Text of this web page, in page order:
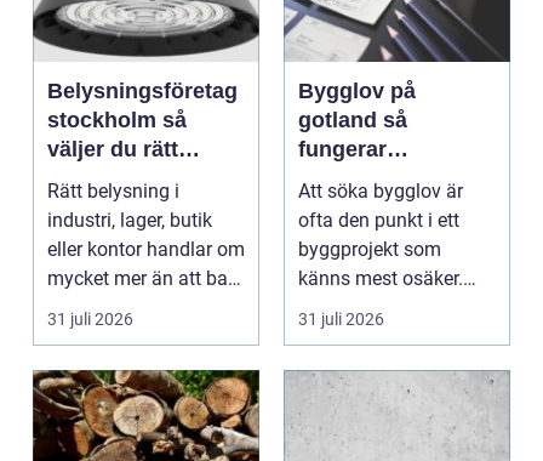
Belysningsföretag
stockholm så
väljer du rätt
partner för
professionell
ljussättning
Rätt belysning i
industri, lager, butik
eller kontor handlar om
mycket mer än att bara
få det ljust....
31 juli 2026
Bygglov på
gotland så
fungerar
processen från idé
till godkänt beslut
Att söka bygglov är
ofta den punkt i ett
byggprojekt som
känns mest osäker.
Frågorna hopar sig:
vilk...
31 juli 2026